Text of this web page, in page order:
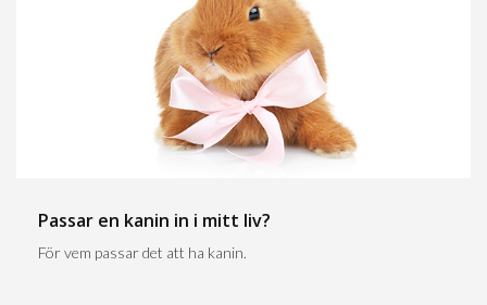
Passar en kanin in i mitt liv?
För vem passar det att ha kanin.